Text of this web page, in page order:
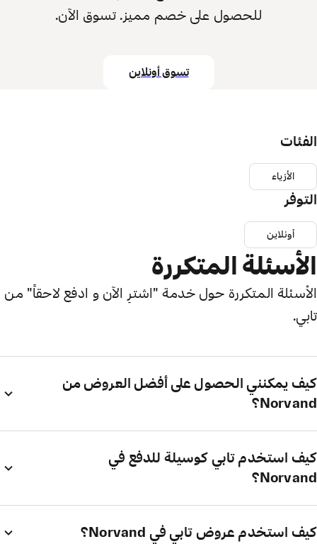
للحصول على خصم مميز. تسوق الآن.
تسوق أونلاين
الفئات
الأزياء
التوفر
أونلاين
الأسئلة المتكررة
الأسئلة المتكررة حول خدمة "اشترِ الآن و ادفع لاحقاً" من
تابي.
كيف يمكنني الحصول على أفضل العروض من
Norvand؟
كيف استخدم تابي كوسيلة للدفع في
Norvand؟
كيف استخدم عروض تابي في Norvand؟